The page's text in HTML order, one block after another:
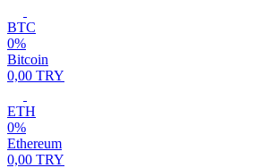
BTC
0%
Bitcoin
0,00 TRY
ETH
0%
Ethereum
0,00 TRY